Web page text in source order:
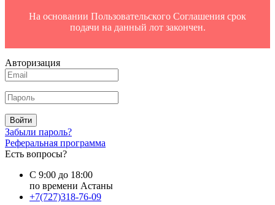
На основании Пользовательского Соглашения срок
подачи на данный лот закончен.
Авторизация
Войти
Забыли пароль?
Реферальная программа
Есть вопросы?
С 9:00 до 18:00
по времени Астаны
+7(727)318-76-09